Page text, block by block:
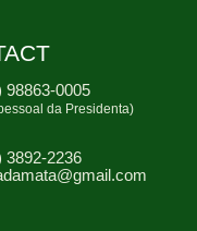
98863-0005
da Presidenta)
3892-2236